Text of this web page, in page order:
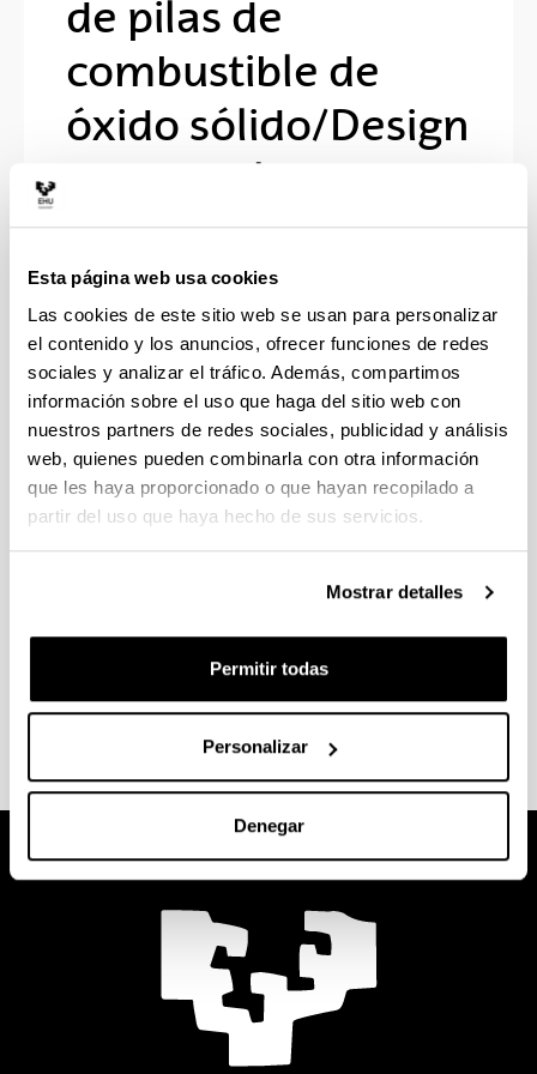
Esta página web usa cookies
Las cookies de este sitio web se usan para personalizar
el contenido y los anuncios, ofrecer funciones de redes
sociales y analizar el tráfico. Además, compartimos
información sobre el uso que haga del sitio web con
nuestros partners de redes sociales, publicidad y análisis
web, quienes pueden combinarla con otra información
que les haya proporcionado o que hayan recopilado a
partir del uso que haya hecho de sus servicios.
Mostrar detalles
Permitir todas
Personalizar
Denegar
de pilas de
combustible de
óxido sólido/Design
and development
of solid oxide fuels
cells.
Doctorando/a:
Wain Martin, Aritza
Año:
2019
Personas encargadas de la dirección:
Dr.(a) María Isabel Arriortua Marcaida, Dr.(a)
<strong>Departamento:</strong> Mineralogía